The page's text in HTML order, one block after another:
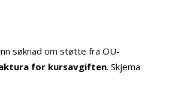
søknad om støtte fra OU-
for kursavgiften. Skjema